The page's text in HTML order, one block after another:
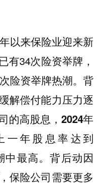
以来保险业迎来新
有34次险资举牌，
险资举牌热潮。背
解偿付能力压力逐
的高股息，2024年
一年股息率达到
中最高。背后动因
保险公司需要更多